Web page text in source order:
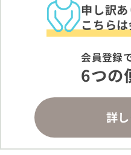
申し訳
こちら
会員登録
6つの
詳